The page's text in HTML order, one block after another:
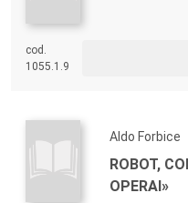
cod.
1055.1.9
Aldo Forbice
ROBOT,
OPERAI»